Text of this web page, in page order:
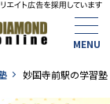
妙国寺前駅の学習塾